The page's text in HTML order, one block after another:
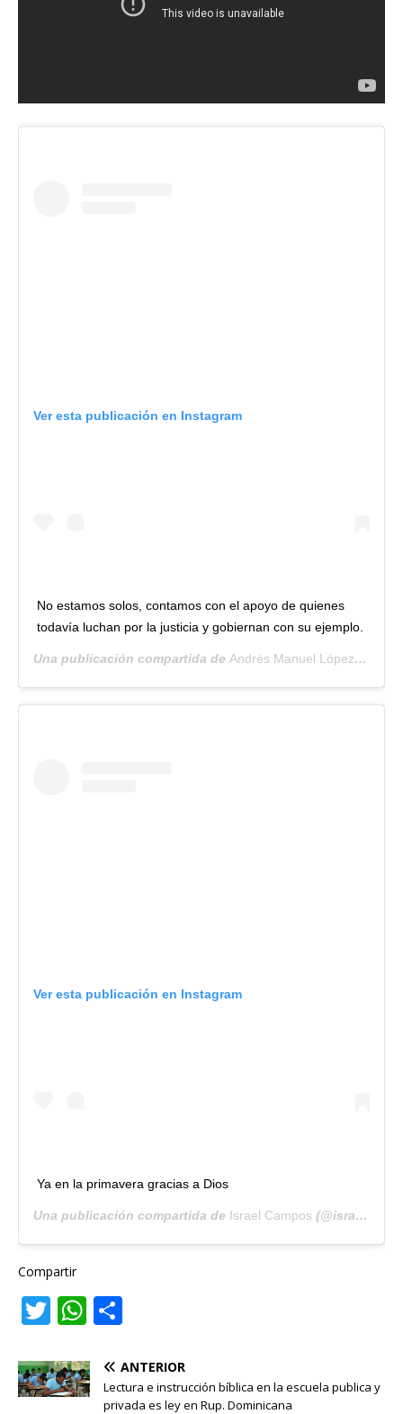
Ver esta publicación en Instagram
No estamos solos, contamos con el apoyo de quienes
todavía luchan por la justicia y gobiernan con su ejemplo.
Una publicación compartida de Andrés Manuel López Obrador
Ver esta publicación en Instagram
Ya en la primavera gracias a Dios
Una publicación compartida de Israel Campos (@israelkampos) el
Compartir
T
it
te
W
at
s
m
p
ANTERIOR
Lectura e instrucción bíblica en la escuela publica y
privada es ley en Rup. Dominicana